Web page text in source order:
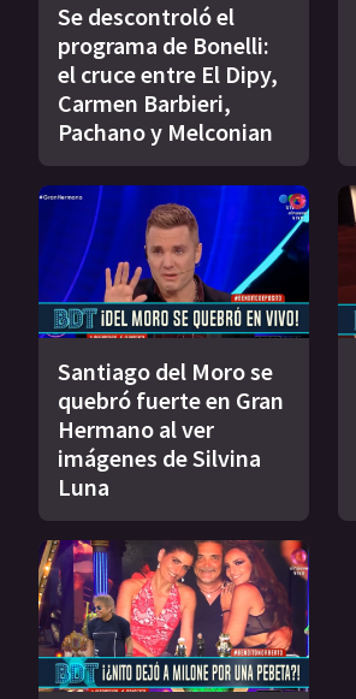
Se descontroló el
programa de Bonelli:
el cruce entre El Dipy,
Carmen Barbieri,
Pachano y Melconian
Santiago del Moro se
quebró fuerte en Gran
Hermano al ver
imágenes de Silvina
Luna